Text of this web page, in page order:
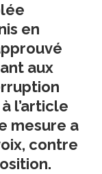
en
aux
l’article
mesure a
contre